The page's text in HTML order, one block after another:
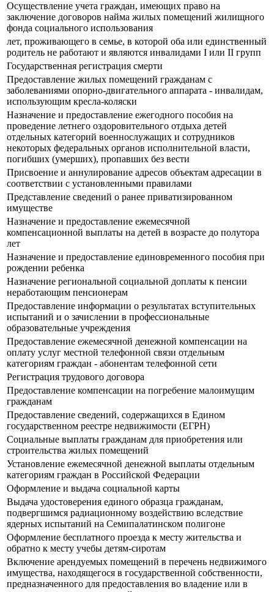
Осуществление учета граждан, имеющих право на
заключение договоров найма жилых помещений жилищного
фонда социального использования
лет, проживающего в семье, в которой оба или единственный
родитель не работают и являются инвалидами I или II групп
Государственная регистрация смерти
Предоставление жилых помещений гражданам с
заболеваниями опорно-двигательного аппарата - инвалидам,
использующим кресла-коляски
Назначение и предоставление ежегодного пособия на
проведение летнего оздоровительного отдыха детей
отдельных категорий военнослужащих и сотрудников
некоторых федеральных органов исполнительной власти,
погибших (умерших), пропавших без вести
Присвоение и аннулирование адресов объектам адресации в
соответствии с установленными правилами
Представление сведений о ранее приватизированном
имуществе
Назначение и предоставление ежемесячной
компенсационной выплаты на детей в возрасте до полутора
лет
Назначение и предоставление единовременного пособия при
рождении ребенка
Назначение региональной социальной доплаты к пенсии
неработающим пенсионерам
Предоставление информации о результатах вступительных
испытаний и о зачислении в профессиональные
образовательные учреждения
Предоставление ежемесячной денежной компенсации на
оплату услуг местной телефонной связи отдельным
категориям граждан - абонентам телефонной сети
Регистрация трудового договора
Предоставление компенсации на погребение малоимущим
гражданам
Предоставление сведений, содержащихся в Едином
государственном реестре недвижимости (ЕГРН)
Социальные выплаты гражданам для приобретения или
строительства жилых помещений
Установление ежемесячной денежной выплаты отдельным
категориям граждан в Российской Федерации
Оформление и выдача социальной карты
Выдача удостоверения единого образца гражданам,
подвергшимся радиационному воздействию вследствие
ядерных испытаний на Семипалатинском полигоне
Оформление бесплатного проезда к месту жительства и
обратно к месту учебы детям-сиротам
Включение арендуемых помещений в перечень недвижимого
имущества, находящегося в государственной собственности,
предназначенного для предоставления во владение или в